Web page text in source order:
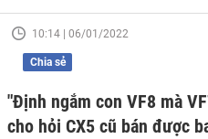
10:14 | 06/01/2022
Chia sẻ
"Định ngắm con VF8 mà
cho hỏi CX5 cũ bán được